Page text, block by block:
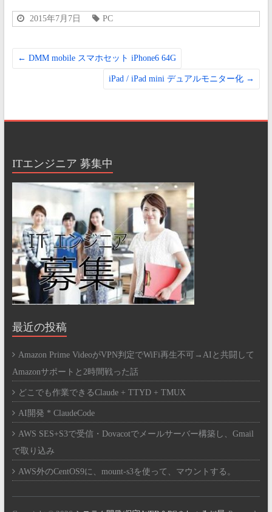
2015年7月7日 PC
← DMM mobile スマホセット iPhone6 64G
iPad / iPad mini デュアルモニター化 →
ITエンジニア 募集中
最近の投稿
Amazon Prime VideoがVPN判定でWiFi再生不可→AIと共闘して
Amazonサポートと2時間戦った話
どこでも作業できるClaude + TTYD + TMUX
AI開発 * ClaudeCode
AWS SES+S3で受信・Dovacotでメールサーバー構築し、Gmail
で取り込み
AWS外のCentOS9に、mount-s3を使って、マウントする。